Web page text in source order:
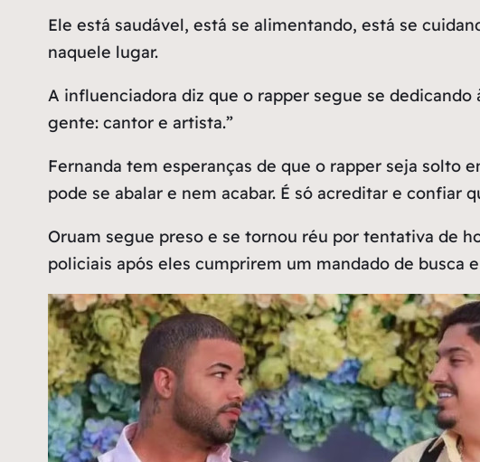
Ele está saudável, está se alimentando, está se
naquele lugar.
A influenciadora diz que o rapper segue se
gente: cantor e artista.”
Fernanda tem esperanças de que o rapper seja solto
pode se abalar e nem acabar. É só acreditar e confiar
Oruam segue preso e se tornou réu por tentativa de
policiais após eles cumprirem um mandado de busca